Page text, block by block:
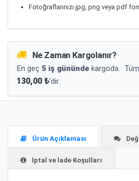
Fotoğraflarınızı jpg, png veya pdf
Ne Zaman Kargolanır?
En geç 5 iş gününde kargoda.
130,00 ₺'dir.
Ürün Açıklaması
İptal ve İade Koşulları